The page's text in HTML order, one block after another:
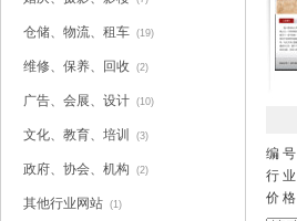
仓储、物流、租车 (19)
维修、保养、回收 (2)
广告、会展、设计 (10)
文化、教育、培训 (3)
政府、协会、机构 (2)
其他行业网站 (1)
编
行
价